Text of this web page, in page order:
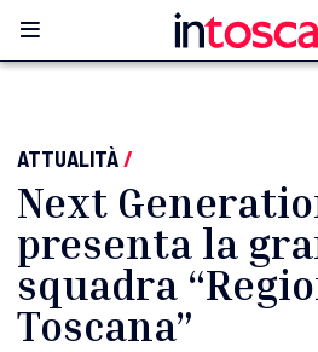
ATTUALITÀ/
Next
presenta la
squadra
Toscana”